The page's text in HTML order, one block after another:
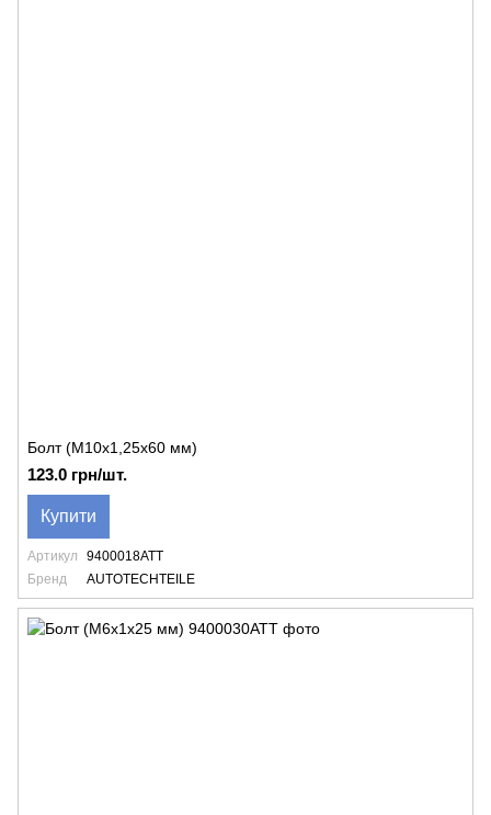
Болт (M10x1,25x60 мм)
123.0 грн/шт.
Купити
Артикул
9400018ATT
Бренд
AUTOTECHTEILE